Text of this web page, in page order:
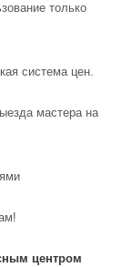
только
система цен.
мастера на
центром